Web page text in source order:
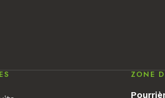
ZONE